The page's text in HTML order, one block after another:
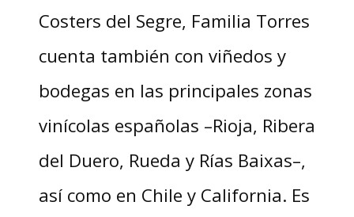
Costers del Segre, Familia Torres
cuenta también con viñedos y
bodegas en las principales zonas
vinícolas españolas –Rioja, Ribera
del Duero, Rueda y Rías Baixas–,
así como en Chile y California. Es